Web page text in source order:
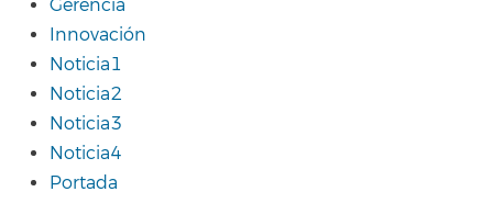
Gerencia
Innovación
Noticia1
Noticia2
Noticia3
Noticia4
Portada